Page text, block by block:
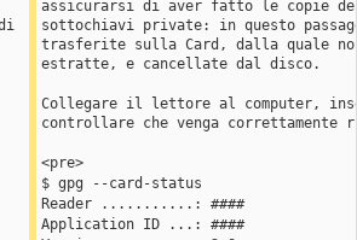
assicurarsi di aver fatto le copie
sottochiavi private: in questo
trasferite sulla Card, dalla quale
estratte, e cancellate dal disco.
Collegare il lettore al computer,
controllare che venga correttamente
<pre>
$ gpg --card-status
Reader ...........: ####
Application ID ...: ####